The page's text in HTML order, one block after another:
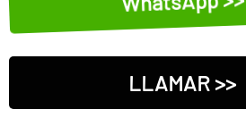
LLAMAR >>